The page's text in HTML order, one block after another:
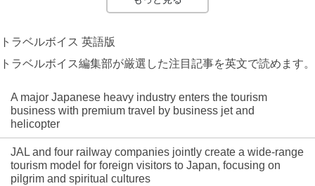
トラベルボイス 英語版
トラベルボイス編集部が厳選した注目記事を英文で読めます。
A major Japanese heavy industry enters the tourism
business with premium travel by business jet and
helicopter
JAL and four railway companies jointly create a wide-range
tourism model for foreign visitors to Japan, focusing on
pilgrim and spiritual cultures